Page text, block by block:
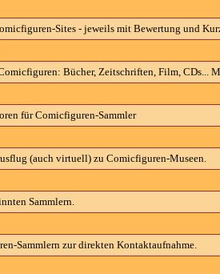
Sites - jeweils mit Bewertung und
: Bücher, Zeitschriften, Film, CDs...
für Comicfiguren-Sammler
(auch virtuell) zu Comicfiguren-Museen.
Sammlern.
Sammlern zur direkten Kontaktaufnahme.